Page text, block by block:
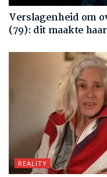
Verslagenheid om
(79): dit maakte
REALITY